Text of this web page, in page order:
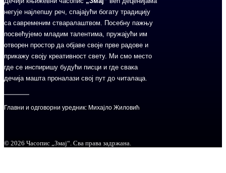
негује најлепшу реч, спајајући богату традицију
са савременим стваралаштвом. Посебну пажњу
посвећујемо младим талентима, пружајући им
отворен простор да објаве своје прве радове и
прикажу своју креативност свету. Ми смо место
где се инспиришу будући писци и где свака
дечија машта проналази свој пут до читалаца.
Главни и одговорни уредник: Михајло Жиловић
© 2026 Часопис „Змај“. Сва права задржана.